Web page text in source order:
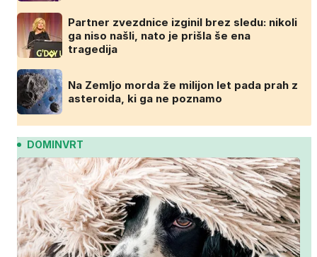
Partner zvezdnice izginil brez sledu: nikoli
ga niso našli, nato je prišla še ena
tragedija
Na Zemljo morda že milijon let pada prah z
asteroida, ki ga ne poznamo
DOMINVRT